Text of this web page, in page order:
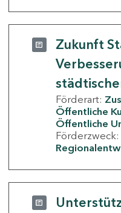
Zukunft
Förderart:
Öffentliche
Öffentliche
Förderzweck: